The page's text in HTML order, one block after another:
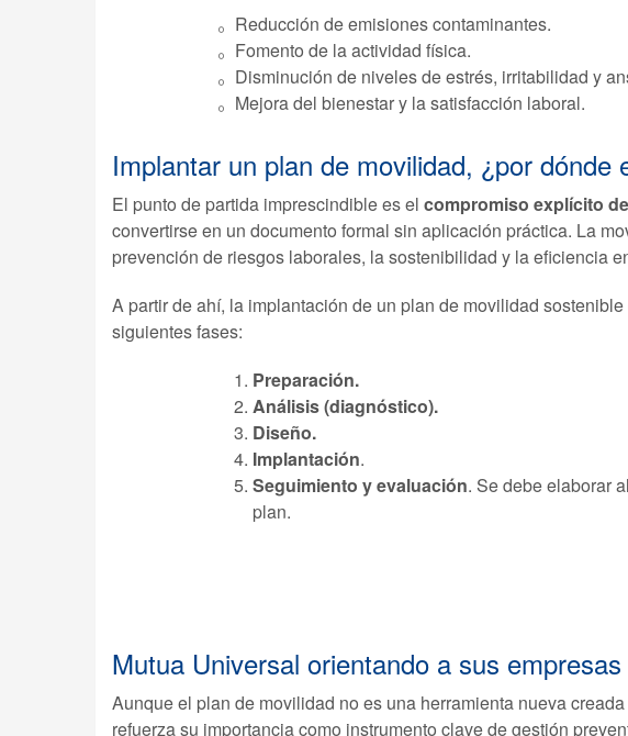
Reducción de emisiones contaminantes.
Fomento de la actividad física.
Disminución de niveles de estrés, irritabilidad y
Mejora del bienestar y la satisfacción laboral.
Implantar un plan de movilidad, ¿por dónde
El punto de partida imprescindible es el compromiso explícito
convertirse en un documento formal sin aplicación práctica. La
prevención de riesgos laborales, la sostenibilidad y la eficiencia
A partir de ahí, la implantación de un plan de movilidad
siguientes fases:
Preparación.
Análisis (diagnóstico).
Diseño.
Implantación.
Seguimiento y evaluación. Se debe elaborar
plan.
Mutua Universal orientando a sus
Aunque el plan de movilidad no es una herramienta nueva
refuerza su importancia como instrumento clave de gestión